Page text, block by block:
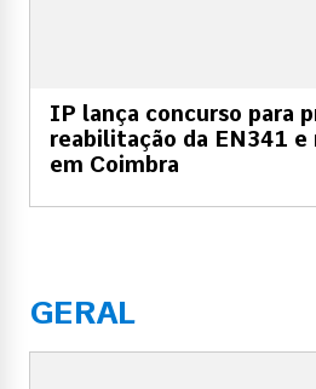
IP lança concurso para
reabilitação da EN341 e
em Coimbra
GERAL